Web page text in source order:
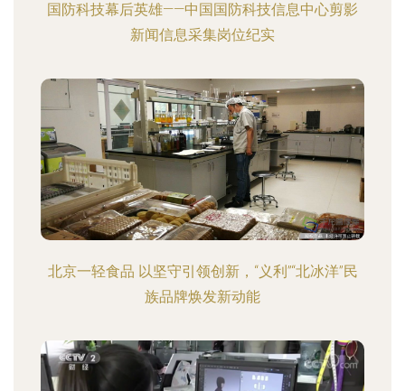
国防科技幕后英雄——中国国防科技信息中心剪影
新闻信息采集岗位纪实
北京一轻食品 以坚守引领创新，“义利”“北冰洋”民
族品牌焕发新动能